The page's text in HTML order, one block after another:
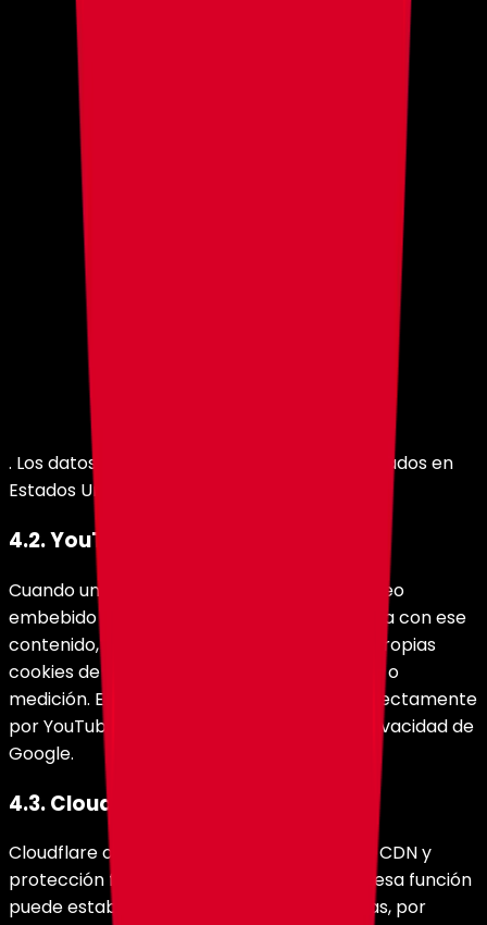
. Los datos pueden ser transferidos y procesados en
Estados Unidos.
4.2. YouTube
Cuando una página de holy.gg incluye un video
embebido de YouTube y el usuario interactúa con ese
contenido, YouTube puede establecer sus propias
cookies de funcionamiento, recomendación o
medición. Estas cookies son gestionadas directamente
por YouTube y se rigen por la política de privacidad de
Google.
4.3. Cloudflare
Cloudflare opera como capa de seguridad, CDN y
protección frente a ataques. Para cumplir esa función
puede establecer cookies técnicas mínimas, por